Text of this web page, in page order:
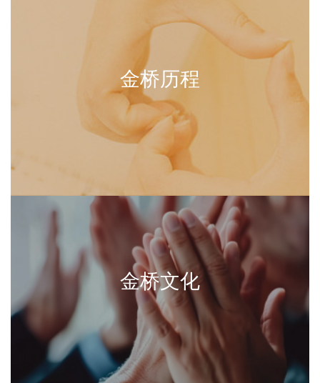
金桥历程
金桥文化